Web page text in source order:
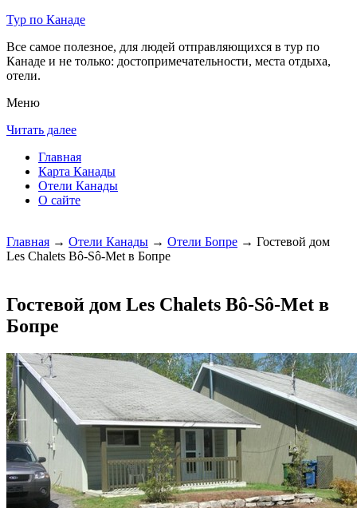
Тур по Канаде
Все самое полезное, для людей отправляющихся в тур по
Канаде и не только: достопримечательности, места отдыха,
отели.
Меню
Читать далее
Главная
Карта Канады
Отели Канады
О сайте
Главная → Отели Канады → Отели Бопре → Гостевой дом
Les Chalets Bô-Sô-Met в Бопре
Гостевой дом Les Chalets Bô-Sô-Met в
Бопре